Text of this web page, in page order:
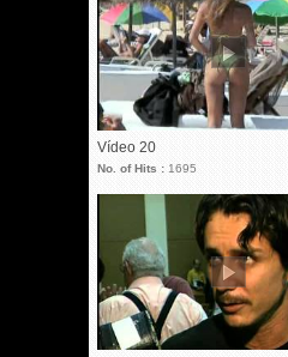
Vídeo 20
No. of Hits : 1695